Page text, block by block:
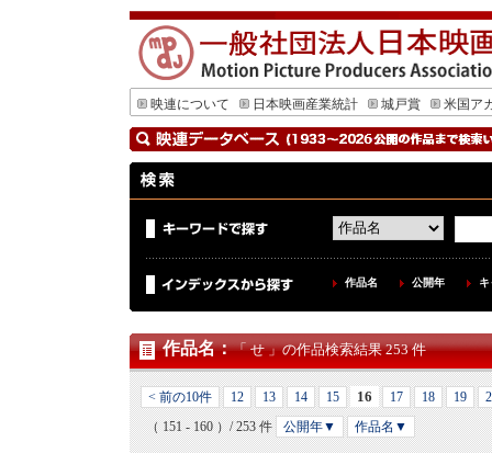
映連について 日本映画産業統計 城戸賞 米国ア
作品名 公開年
作品名：「 せ 」の作品検索結果 253 件
< 前の10件 12 13 14 15 16 17 18 19
（ 151 - 160 ）/ 253 件
公開年▼ 作品名▼